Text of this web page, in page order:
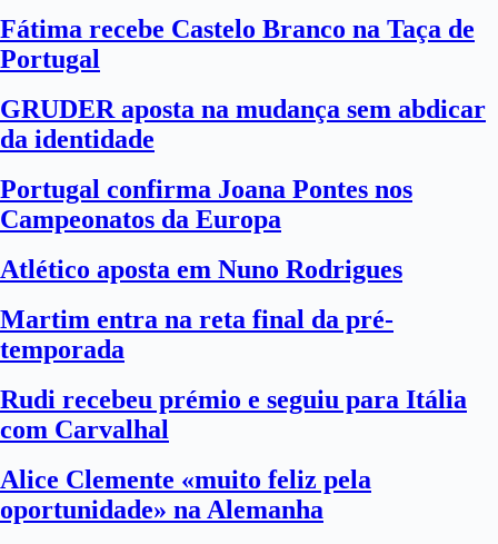
Fátima recebe Castelo Branco na Taça de
Portugal
GRUDER aposta na mudança sem abdicar
da identidade
Portugal confirma Joana Pontes nos
Campeonatos da Europa
Atlético aposta em Nuno Rodrigues
Martim entra na reta final da pré-
temporada
Rudi recebeu prémio e seguiu para Itália
com Carvalhal
Alice Clemente «muito feliz pela
oportunidade» na Alemanha